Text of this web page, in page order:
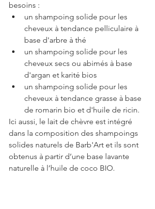
besoins :
un shampoing solide pour les
cheveux à tendance pelliculaire à
base d'arbre à thé
un shampoing solide pour les
cheveux secs ou abimés à base
d'argan et karité bios
un shampoing solide pour les
cheveux à tendance grasse à base
de romarin bio et d'huile de ricin.
Ici aussi, le lait de chèvre est intégré
dans la composition des shampoings
solides naturels de Barb'Art et ils sont
obtenus à partir d’une base lavante
naturelle à l’huile de coco BIO.